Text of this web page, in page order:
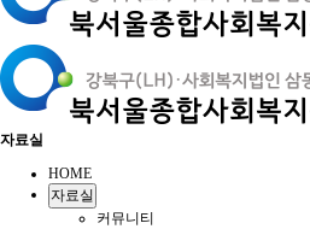
자료실
HOME
자료실
커뮤니티